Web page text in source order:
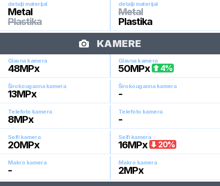
detalji materijal
Metal
Plastika
detalji materijal
Metal
Plastika
KAMERE
Glavna kamera
48MPx
Glavna kamera
50MPx 4%
Širokougaona kamera
13MPx
Širokougaona kamera
-
Telefoto kamera
8MPx
Telefoto kamera
-
Selfi kamera
20MPx
Selfi kamera
16MPx 20%
Makro kamera
-
Makro kamera
2MPx